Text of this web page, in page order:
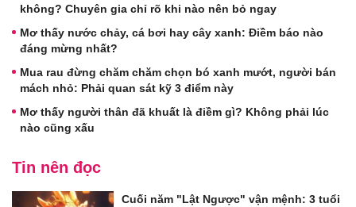
không? Chuyên gia chỉ rõ khi nào nên bỏ ngay
Mơ thấy nước chảy, cá bơi hay cây xanh: Điềm báo nào
đáng mừng nhất?
Mua rau đừng chăm chăm chọn bó xanh mướt, người bán
mách nhỏ: Phải quan sát kỹ 3 điểm này
Mơ thấy người thân đã khuất là điềm gì? Không phải lúc
nào cũng xấu
Tin nên đọc
Cuối năm "Lật Ngược" vận mệnh: 3 tuổi